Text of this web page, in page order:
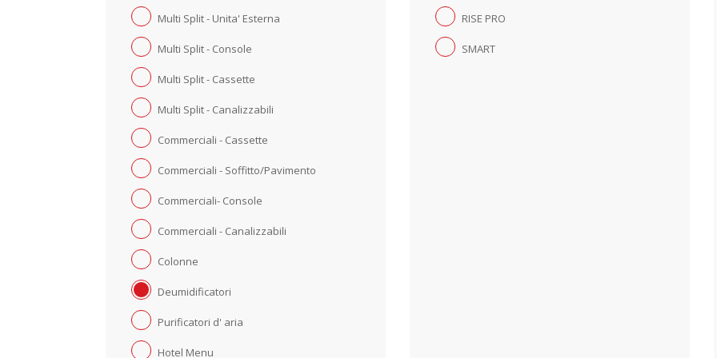
Multi Split - Unita' Esterna
Multi Split - Console
Multi Split - Cassette
Multi Split - Canalizzabili
Commerciali - Cassette
Commerciali - Soffitto/Pavimento
Commerciali- Console
Commerciali - Canalizzabili
Colonne
Deumidificatori
Purificatori d' aria
Hotel Menu
RISE PRO
SMART